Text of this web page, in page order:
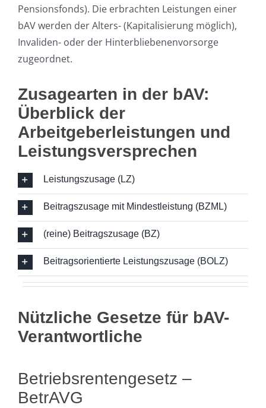
Pensionsfonds). Die erbrachten Leistungen einer
bAV werden der Alters- (Kapitalisierung möglich),
Invaliden- oder der Hinterbliebenenvorsorge
zugeordnet.
Zusagearten in der bAV:
Überblick der
Arbeitgeberleistungen und
Leistungsversprechen
Leistungszusage (LZ)
Beitragszusage mit Mindestleistung (BZML)
(reine) Beitragszusage (BZ)
Beitragsorientierte Leistungszusage (BOLZ)
Nützliche Gesetze für bAV-
Verantwortliche
Betriebsrentengesetz –
BetrAVG